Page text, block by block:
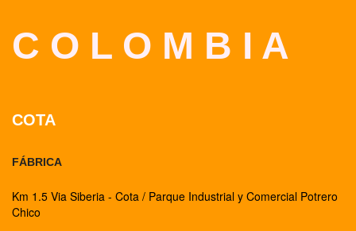
C O L O M B I A
COTA
FÁBRICA
Km 1.5 Via Siberia - Cota / Parque Industrial y Comercial Potrero
Chico